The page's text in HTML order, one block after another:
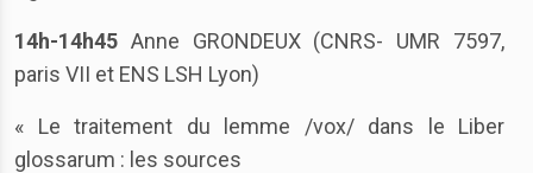
14h-14h45 Anne GRONDEUX (CNRS- UMR 7597,
paris VII et ENS LSH Lyon)
« Le traitement du lemme /vox/ dans le Liber
glossarum : les sources